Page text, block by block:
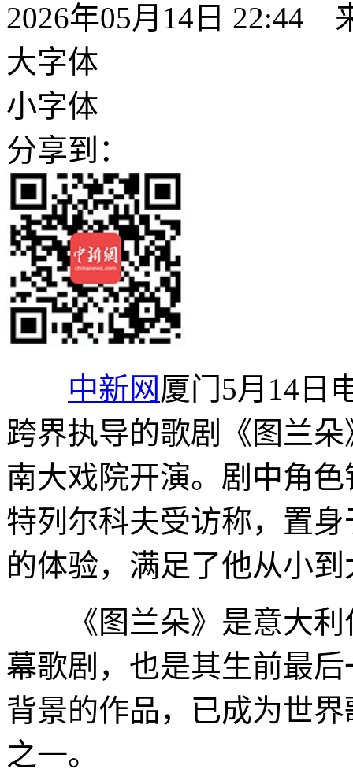
2026年05月14日 22:44
大字体
小字体
分享到：
中新网厦门5月14日
跨界执导的歌剧《图兰
南大戏院开演。剧中角
特列尔科夫受访称，置
的体验，满足了他从小到
《图兰朵》是意大利
幕歌剧，也是其生前最
背景的作品，已成为世
之一。